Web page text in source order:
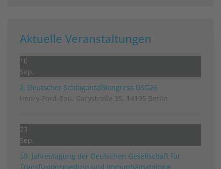
Aktuelle Veranstaltungen
10
Sep.
2. Deutscher Schlag­anfall­kongress DSG26
Henry-Ford-Bau, Garystraße 35, 14195 Berlin
23
Sep.
59. Jahrestagung der Deutschen Gesellschaft für
Transfusionsmedizin und Immunhämatologie